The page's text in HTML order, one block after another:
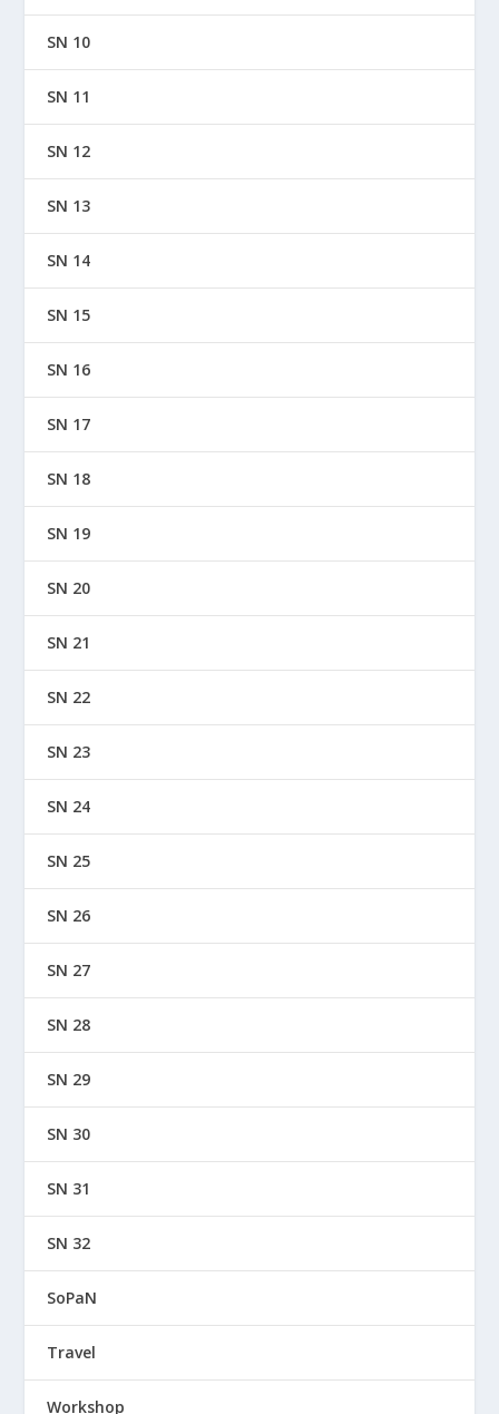
SN 10
SN 11
SN 12
SN 13
SN 14
SN 15
SN 16
SN 17
SN 18
SN 19
SN 20
SN 21
SN 22
SN 23
SN 24
SN 25
SN 26
SN 27
SN 28
SN 29
SN 30
SN 31
SN 32
SoPaN
Travel
Workshop